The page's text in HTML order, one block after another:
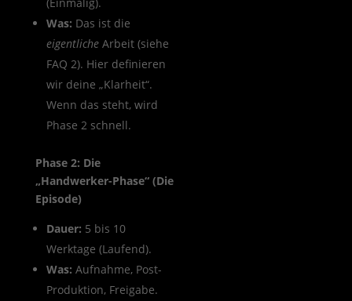
Was:
eigentlicheArbeit (siehe
FAQ 2). Hier definieren
wir deine „Klarheit“.
Wenn das steht, wird
Phase 2 schnell.
Phase 2: Die
„Handwerker-Phase“ (Die
Episode)
Dauer: 5 bis 10
Werktage (Laufend).
Was: Aufnahme, Post-
Produktion, Freigabe.